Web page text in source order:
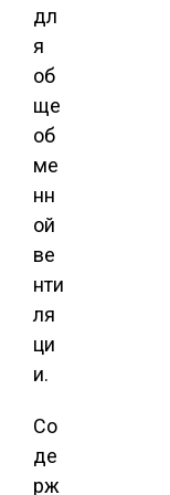
дл
я
об
ще
об
ме
нн
ой
ве
нти
ля
ци
и.
Со
де
рж